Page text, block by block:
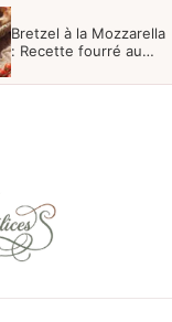
Bretzel à la Mozzarella
: Recette fourré au